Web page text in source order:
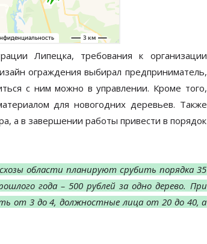
Липецка, требования к организации
ограждения выбирал предприниматель,
с ним можно в управлении. Кроме того,
для новогодних деревьев. Также
а в завершении работы привести в порядок
области планируют срубить порядка 35
года – 500 рублей за одно дерево. При
от 3 до 4, должностные лица от 20 до 40, а